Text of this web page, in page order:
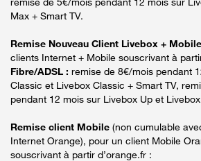
Max + Smart TV.
Remise Nouveau Client Livebox + Mobile
clients Internet + Mobile souscrivant à
Fibre/ADSL : remise de 8€/mois pendant
Classic et Livebox Classic + Smart TV,
pendant 12 mois sur Livebox Up et
Remise client Mobile (non cumulable
Internet Orange), pour un client Mobile
souscrivant à partir d’orange.fr :